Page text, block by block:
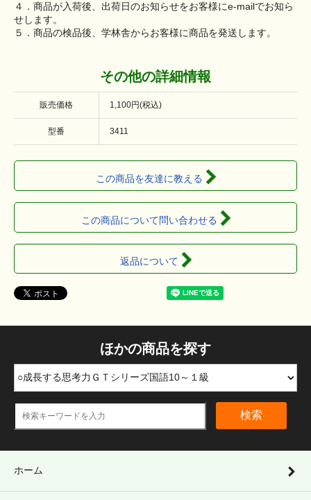
４．商品が入荷後、出荷日のお知らせをお客様にe-mailでお知ら
せします。
５．商品の検品後、学林舎からお客様に商品を発送します。
その他の詳細情報
販売価格 1,100円(税込)
型番 3411
この商品を友達に教える
この商品について問い合わせる
返品について
ほかの商品を探す
検索
ホーム